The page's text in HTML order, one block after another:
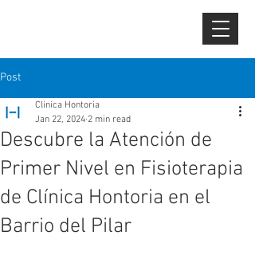
Post
Descubre la Atención de
Primer Nivel en Fisioterapia
de Clínica Hontoria en el
Barrio del Pilar
Clinica Hontoria
Jan 22, 2024 2 min read